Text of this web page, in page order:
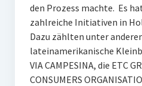
den Prozess machte. Es
zahlreiche Initiativen in
Dazu zählten unter
lateinamerikanische
VIA CAMPESINA, die ETC
CONSUMERS